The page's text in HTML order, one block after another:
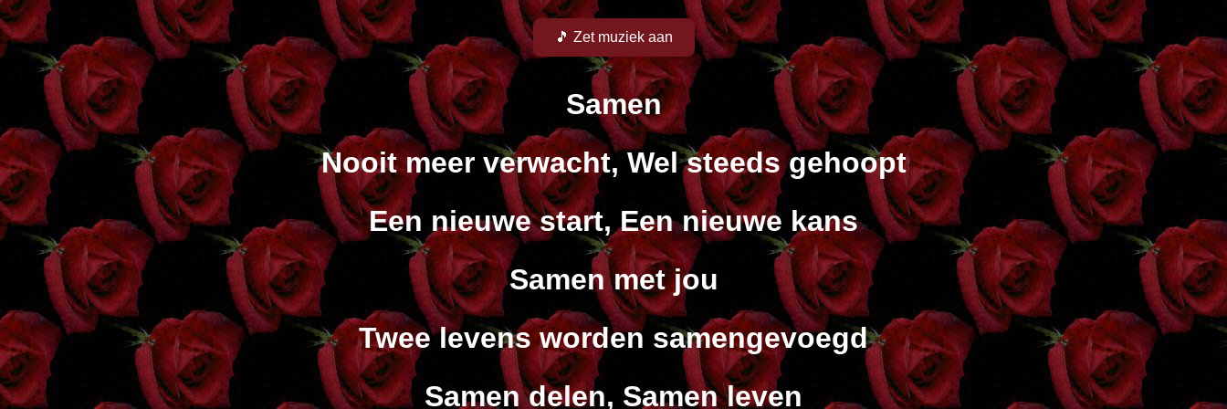
🎵 Zet muziek aan
Samen
Nooit meer verwacht, Wel steeds gehoopt
Een nieuwe start, Een nieuwe kans
Samen met jou
Twee levens worden samengevoegd
Samen delen, Samen leven